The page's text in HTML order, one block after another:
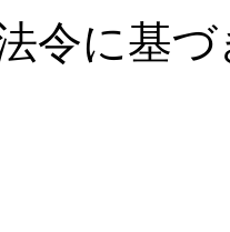
令に基